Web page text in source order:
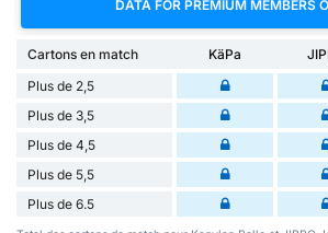
DATA FOR PREMIUM MEMBERS
Cartons en match KäPa
Plus de 2,5
Plus de 3,5
Plus de 4,5
Plus de 5,5
Plus de 6.5